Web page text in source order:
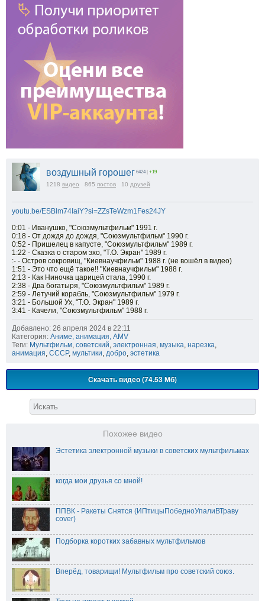
воздушный горошег 6424 | +19
1218 видео 865 постов 10 друзей
youtu.be/ESBlm74IaiY?si=ZZsTeWzm1Fes24JY
0:01 - Иванушко, "Союзмультфильм" 1991 г.
0:18 - От дождя до дождя, "Союзмультфильм" 1990 г.
0:52 - Пришелец в капусте, "Союзмультфильм" 1989 г.
1:22 - Сказка о старом эхо, "Т.О. Экран" 1989 г.
:- - Остров сокровищ, "Киевнаучфильм" 1988 г. (не вошёл в видео)
1:51 - Это что ещё такое!! "Киевнаучфильм" 1988 г.
2:13 - Как Ниночка царицей стала, 1990 г.
2:38 - Два богатыря, "Союзмультфильм" 1989 г.
2:59 - Летучий корабль, "Союзмультфильм" 1979 г.
3:21 - Большой Ух, "Т.О. Экран" 1989 г.
3:41 - Качели, "Союзмультфильм" 1988 г.
Добавлено: 26 апреля 2024 в 22:11
Категория: Аниме, анимация, AMV
Теги: Мультфильм советский электронная музыка нарезка
анимация СССР, мультики добро эстетика
Скачать видео (74.53 Мб)
Похожее видео
Эстетика электронной музыки в советских мультфильмах
когда мои друзья со мной!
ППВК - Ракеты Снятся (ИПтицыПобедноУпалиВТраву
cover)
Подборка коротких забавных мультфильмов
Вперёд, товарищи! Мультфильм про советский союз.